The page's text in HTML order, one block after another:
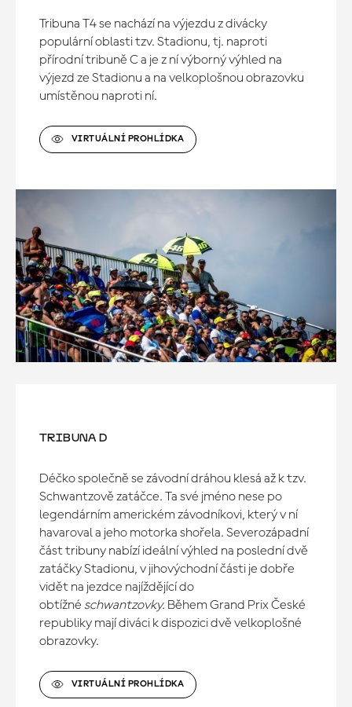
Tribuna T4 se nachází na výjezdu z divácky
populární oblasti tzv. Stadionu, tj. naproti
přírodní tribuně C a je z ní výborný výhled na
výjezd ze Stadionu a na velkoplošnou obrazovku
umístěnou naproti ní.
VIRTUÁLNÍ PROHLÍDKA
TRIBUNA D
Déčko společně se závodní dráhou klesá až k tzv.
Schwantzově zatáčce. Ta své jméno nese po
legendárním americkém závodníkovi, který v ní
havaroval a jeho motorka shořela. Severozápadní
část tribuny nabízí ideální výhled na poslední dvě
zatáčky Stadionu, v jihovýchodní části je dobře
vidět na jezdce najíždějící do
obtížné schwantzovky. Během Grand Prix České
republiky mají diváci k dispozici dvě velkoplošné
obrazovky.
VIRTUÁLNÍ PROHLÍDKA